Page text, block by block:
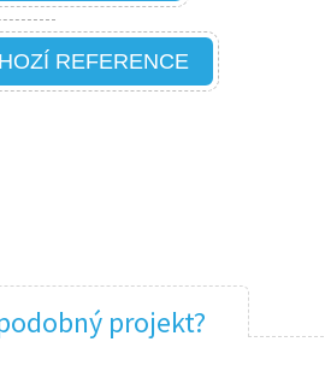
REFERENCE
projekt?